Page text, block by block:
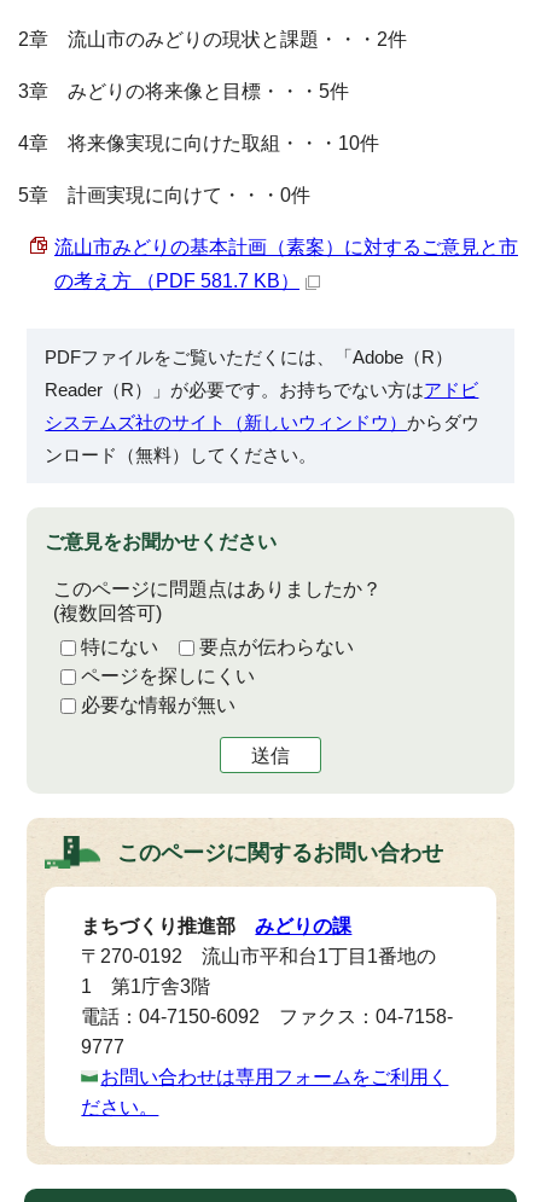
2章 流山市のみどりの現状と課題・・・2件
3章 みどりの将来像と目標・・・5件
4章 将来像実現に向けた取組・・・10件
5章 計画実現に向けて・・・0件
流山市みどりの基本計画（素案）に対するご意見と市
の考え方 （PDF 581.7 KB）
PDFファイルをご覧いただくには、「Adobe（R）
Reader（R）」が必要です。お持ちでない方はアドビ
システムズ社のサイト（新しいウィンドウ）からダウ
ンロード（無料）してください。
ご意見をお聞かせください
このページに問題点はありましたか？
(複数回答可)
特にない
要点が伝わらない
ページを探しにくい
必要な情報が無い
送信
このページに関するお問い合わせ
まちづくり推進部みどりの課
〒270-0192 流山市平和台1丁目1番地の
1 第1庁舎3階
電話：04-7150-6092 ファクス：04-7158-
9777
お問い合わせは専用フォームをご利用く
ださい。